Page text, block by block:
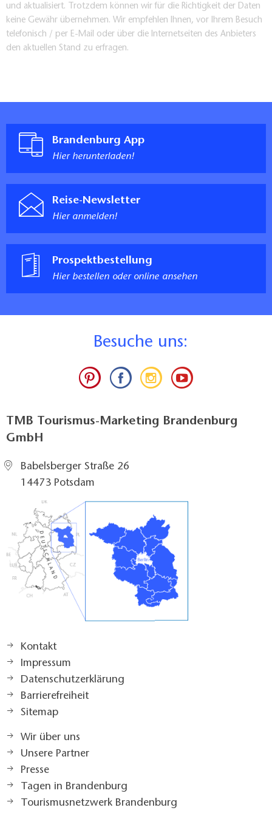
Wegebeschaffenheit:Die Strecke führt über
größtenteils asphaltierte Radwege und
Fahrradstraßen. Wenige Abschnitte liegen auf
Schloss und Festung Senftenberg
historische Schlossanlage Guteborn
Schloss Lipsa
Gutshof Ruhland
Schloss Großkmehlen
Schloss Lindenau
und aktualisiert. Trotzdem können wir für die Richtigkeit der Daten
keine Gewähr übernehmen. Wir empfehlen Ihnen, vor Ihrem Besuch
telefonisch / per E-Mail oder über die Internetseiten des Anbieters
den aktuellen Stand zu erfragen.
Brandenburg App
Hier herunterladen!
Reise-Newsletter
Hier anmelden!
Prospektbestellung
Hier bestellen oder online ansehen
Besuche uns:
TMB Tourismus-Marketing Brandenburg
GmbH
Babelsberger Straße 26
14473 Potsdam
Kontakt
Impressum
Datenschutzerklärung
Barrierefreiheit
Sitemap
Wir über uns
Unsere Partner
Presse
Tagen in Brandenburg
Tourismusnetzwerk Brandenburg